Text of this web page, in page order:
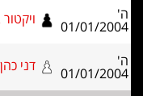
ויקטור ברמן 0
-
1
דני כהן 0
-
1